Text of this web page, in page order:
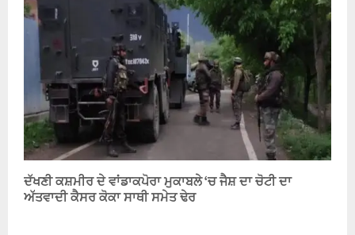
ਦੱਖਣੀ ਕਸ਼ਮੀਰ ਦੇ ਵਾਂਡਾਕਪੋਰਾ ਮੁਕਾਬਲੇ ‘ਚ ਜੈਸ਼ ਦਾ ਚੋਟੀ ਦਾ
ਅੱਤਵਾਦੀ ਕੈਸਰ ਕੋਕਾ ਸਾਥੀ ਸਮੇਤ ਢੇਰ